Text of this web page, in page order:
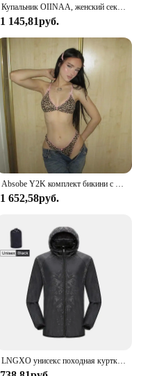
Купальник OIINAA, женский сексуальный комплект бикини с цветочным принтом, купальник на шнуровке, бикини с разрезом и бантом, купальный костюм из двух предметов, лето 2024
1 145,81руб.
1 652,58руб.
LNGXO унисекс походная куртка для мужчин и женщин водонепроницаемая быстросохнущая ветровка для кемпинга треккинговая рыбалка дождевик уличная анти-УФ-одежда